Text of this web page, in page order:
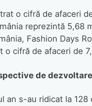
o cifră de afaceri
reprezintă 5,68
Fashion Days
o cifră de afaceri de
de dezvoltare
s-au ridicat la 128